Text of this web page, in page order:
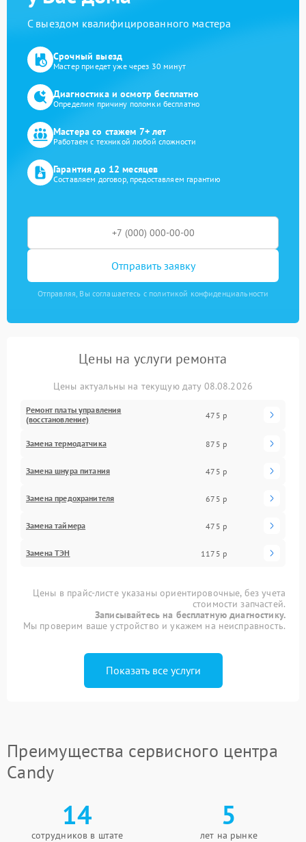
С выездом квалифицированного мастера
Срочный выезд
Мастер приедет уже через 30 минут
Диагностика и осмотр бесплатно
Определим причину поломки бесплатно
Мастера со стажем 7+ лет
Работаем с техникой любой сложности
Гарантия до 12 месяцев
Составляем договор, предоставляем гарантию
Отправить заявку
Отправляя, Вы соглашаетесь с политикой конфиденциальности
Цены на услуги ремонта
Цены актуальны на текущую дату 08.08.2026
Ремонт платы управления
(восстановление)
475 р
Замена термодатчика 875 р
Замена шнура питания 475 р
Замена предохранителя 675 р
Замена таймера 475 р
Замена ТЭН 1175 р
Цены в прайс-листе указаны ориентировочные, без учета
стоимости запчастей.
Записывайтесь на бесплатную диагностику.
Мы проверим ваше устройство и укажем на неисправность.
Показать все услуги
Преимущества сервисного центра
Candy
14
сотрудников в штате
5
лет на рынке